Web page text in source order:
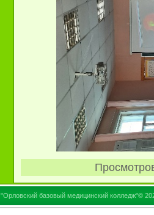
базовый медицинский колледж"©